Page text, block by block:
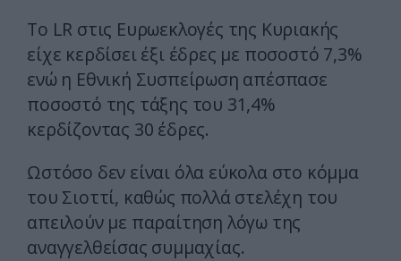
To LR στις Ευρωεκλογές της Κυριακής
είχε κερδίσει έξι έδρες με ποσοστό 7,3%
ενώ η Εθνική Συσπείρωση απέσπασε
ποσοστό της τάξης του 31,4%
κερδίζοντας 30 έδρες.
Ωστόσο δεν είναι όλα εύκολα στο κόμμα
του Σιοττί, καθώς πολλά στελέχη του
απειλούν με παραίτηση λόγω της
αναγγελθείσας συμμαχίας.